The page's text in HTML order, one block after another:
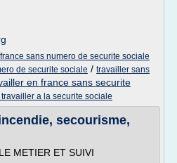
sans numero de securite sociale
de securite sociale / travailler sans
en france sans securite
a la securite sociale
secourisme,
METIER ET SUIVI